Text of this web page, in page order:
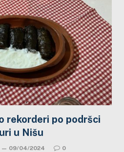
rekorderi po podršci
u Nišu
09/04/2024 0